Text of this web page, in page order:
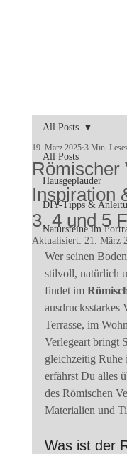
All Posts
Hausgeplauder
DIY-Tipps &
Natursteine im
All Posts
Römischer
Inspiration
3, 4 und 5
19. März 2025 3 Min.
Aktualisiert: 21. März
Wer seinen
stilvoll, natürlich
findet im
ausdrucksstarkes
Terrasse, im
Verlegeart bringt
gleichzeitig Ruhe
erfährst Du alles
des Römischen
Materialien und
Was ist der